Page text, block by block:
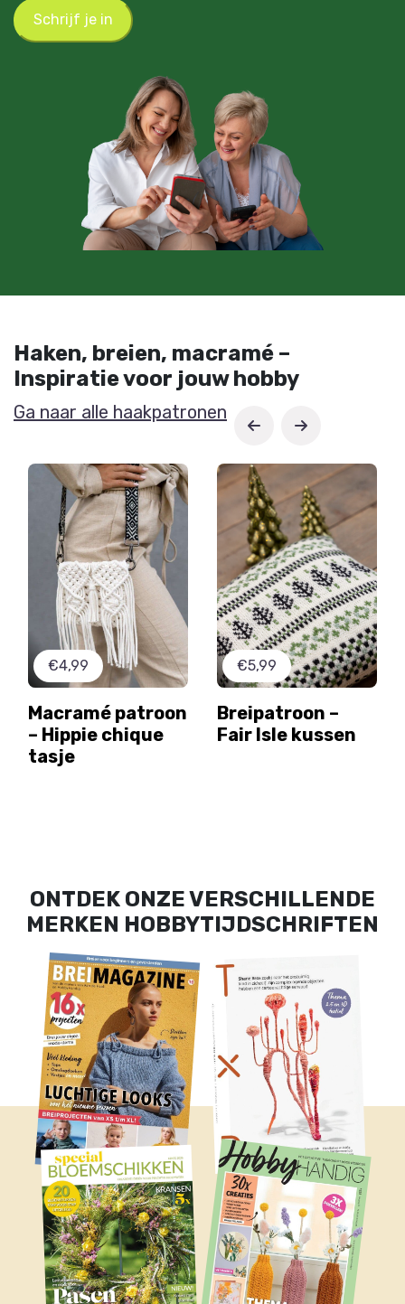
Schrijf je in
Haken, breien, macramé –
Inspiratie voor jouw hobby
Ga naar alle haakpatronen
€4,99
Macramé patroon
– Hippie chique
tasje
€5,99
Breipatroon –
Fair Isle kussen
ONTDEK ONZE VERSCHILLENDE
MERKEN HOBBYTIJDSCHRIFTEN